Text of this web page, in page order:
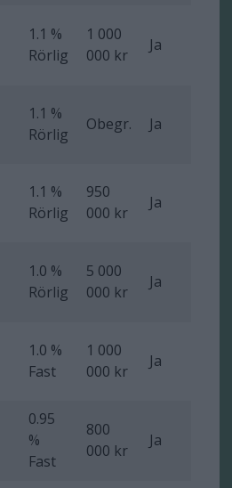
1.1 %
Rörlig
1 000
000 kr
Ja
1.1 %
Rörlig
Obegr. Ja
1.1 %
Rörlig
950
000 kr
Ja
1.0 %
Rörlig
5 000
000 kr
Ja
1.0 %
Fast
1 000
000 kr
Ja
0.95
%
Fast
800
000 kr
Ja